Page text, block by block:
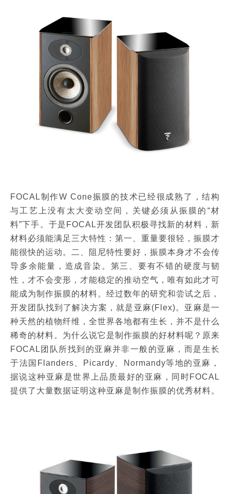
FOCAL制作W Cone振膜的技术已经很成熟了，结构
与工艺上没有太大变动空间，关键必须从振膜的“材
料”下手。于是FOCAL开发团队积极寻找新的材料，新
材料必须能满足三大特性：第一、重量要很轻，振膜才
能很快的运动。二、阻尼特性要好，振膜本身才不会传
导多余能量，造成音染。第三、要有不错的硬度与韧
性，才不会变形，才能稳定的推动空气，唯有如此才可
能成为制作振膜的材料。经过数年的研究和尝试之后，
开发团队找到了解决方案，就是亚麻(Flex)。亚麻是一
种天然的植物纤维，全世界各地都有生长，并不是什么
稀奇的材料。为什么说它是制作振膜的好材料呢？原来
FOCAL团队所找到的亚麻并非一般的亚麻，而是生长
于法国Flanders、Picardy、Normandy等地的亚麻，
据说这种亚麻是世界上品质最好的亚麻，同时FOCAL
提供了大量数据证明这种亚麻是制作振膜的优秀材料。